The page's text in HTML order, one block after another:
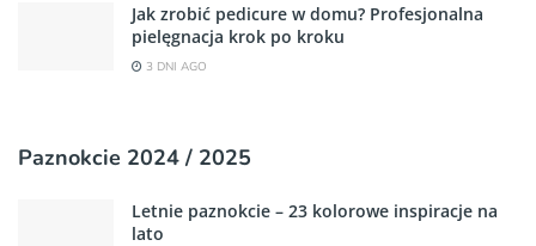
Jak zrobić pedicure w domu? Profesjonalna
pielęgnacja krok po kroku
3 DNI AGO
Paznokcie 2024 / 2025
Letnie paznokcie – 23 kolorowe inspiracje na
lato